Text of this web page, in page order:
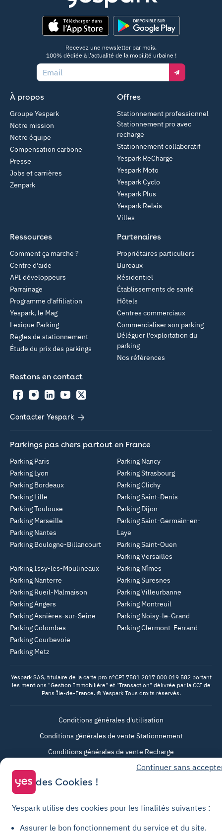
Recevez une newsletter par mois,
100% dédiée à l'actualité de la mobilité urbaine !
À propos
Groupe Yespark
Notre mission
Notre équipe
Compensation carbone
Presse
Jobs et carrières
Zenpark
Offres
Stationnement professionnel
Stationnement pro avec
recharge
Stationnement collaboratif
Yespark ReCharge
Yespark Moto
Yespark Cyclo
Yespark Plus
Yespark Relais
Villes
Partenaires
Propriétaires particuliers
Bureaux
Résidentiel
Établissements de santé
Hôtels
Centres commerciaux
Commercialiser son parking
Déléguer l'exploitation du
parking
Nos références
Ressources
Comment ça marche ?
Centre d'aide
API développeurs
Parrainage
Programme d'affiliation
Yespark, le Mag
Lexique Parking
Règles de stationnement
Étude du prix des parkings
Restons en contact
FacebookInstagramLinkedInYouTubeTwitter
Contacter Yespark
Parkings pas chers partout en France
Parking Paris
Parking Lyon
Parking Bordeaux
Parking Lille
Parking Toulouse
Parking Marseille
Parking Nantes
Parking Boulogne-Billancourt
Parking Nancy
Parking Strasbourg
Parking Clichy
Parking Saint-Denis
Parking Dijon
Parking Saint-Germain-en-
Laye
Parking Saint-Ouen
Parking Versailles
Parking Issy-les-Moulineaux
Parking Nanterre
Parking Rueil-Malmaison
Parking Angers
Parking Asnières-sur-Seine
Parking Colombes
Parking Courbevoie
Parking Metz
Parking Nîmes
Parking Suresnes
Parking Villeurbanne
Parking Montreuil
Parking Noisy-le-Grand
Parking Clermont-Ferrand
Yespark SAS, titulaire de la carte pro n°CPI 7501 2017 000 019 582 portant
les mentions "Gestion Immobilière" et "Transaction" délivrée par la CCI de
Paris Île-de-France. © Yespark Tous droits réservés.
Conditions générales d'utilisation
Conditions générales de vente Stationnement
Conditions générales de vente Recharge
Politique de confidentialité
Politique relative aux cookies
Mentions légales
Charte de transparence
Continuer sans
des Cookies !
Yespark utilise des cookies pour les finalités suivantes :
Assurer le bon fonctionnement du service et du site.